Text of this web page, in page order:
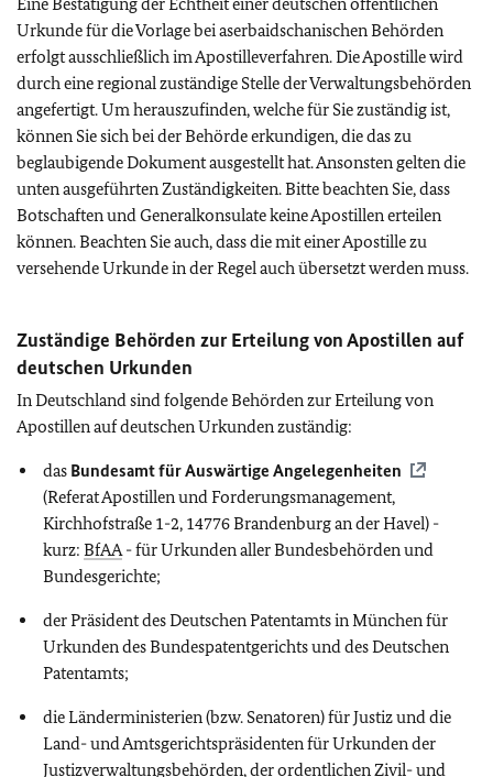
Urkunde für die Vorlage bei aserbaidschanischen Behörden
erfolgt ausschließlich im Apostilleverfahren. Die Apostille wird
durch eine regional zuständige Stelle der Verwaltungsbehörden
angefertigt. Um herauszufinden, welche für Sie zuständig ist,
können Sie sich bei der Behörde erkundigen, die das zu
beglaubigende Dokument ausgestellt hat. Ansonsten gelten die
unten ausgeführten Zuständigkeiten. Bitte beachten Sie, dass
Botschaften und Generalkonsulate keine Apostillen erteilen
können. Beachten Sie auch, dass die mit einer Apostille zu
versehende Urkunde in der Regel auch übersetzt werden muss.
Zuständige Behörden zur Erteilung von Apostillen auf
deutschen Urkunden
In Deutschland sind folgende Behörden zur Erteilung von
Apostillen auf deutschen Urkunden zuständig:
das Bundesamt für Auswärtige Angelegenheiten
(Referat Apostillen und Forderungsmanagement,
Kirchhofstraße 1-2, 14776 Brandenburg an der Havel) -
kurz: BfAA- für Urkunden aller Bundesbehörden und
Bundesgerichte;
der Präsident des Deutschen Patentamts in München für
Urkunden des Bundespatentgerichts und des Deutschen
Patentamts;
die Länderministerien (bzw. Senatoren) für Justiz und die
Land- und Amtsgerichtspräsidenten für Urkunden der
Justizverwaltungsbehörden, der ordentlichen Zivil- und